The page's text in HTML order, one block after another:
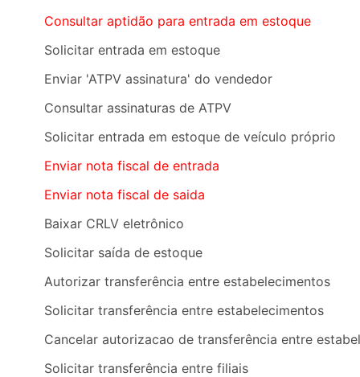
Consultar aptidão para entrada em estoque
Solicitar entrada em estoque
Enviar 'ATPV assinatura' do vendedor
Consultar assinaturas de ATPV
Solicitar entrada em estoque de veículo próprio
Enviar nota fiscal de entrada
Enviar nota fiscal de saida
Baixar CRLV eletrônico
Solicitar saída de estoque
Autorizar transferência entre estabelecimentos
Solicitar transferência entre estabelecimentos
Cancelar autorizacao de transferência entre
Solicitar transferência entre filiais